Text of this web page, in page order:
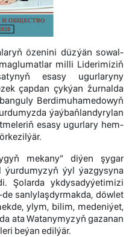
özenini düzýän sowal-
milli Liderimiziň
esasy ugurlaryny
çapdan çykýan žurnalda
Berdimuhamedowyň
ýaýbaňlandyrylan
esasy ugurlary hem-
mekany” diýen şygar
ýyl ýazgysyna
Şolarda ykdysadyýetimizi
sanlylaşdyrmakda, döwlet
ylym, bilim, medeniýet,
ata Watanymyzyň gazanan
beýan edilýär.